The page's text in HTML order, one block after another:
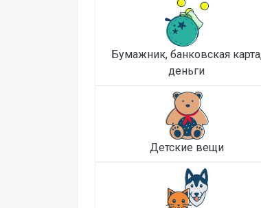
Бумажник, банковская
деньги
Детские вещи